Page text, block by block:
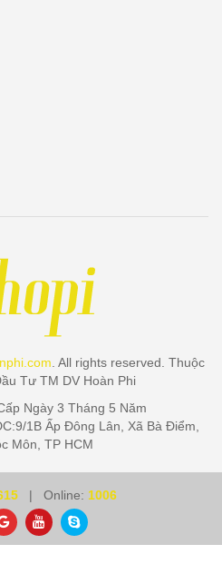
. All rights reserved. Thuộc
Tư TM DV Hoàn Phi
Ngày 3 Tháng 5 Năm
1B Ấp Đông Lân, Xã Bà Điểm,
Môn, TP HCM
| Online: 1006